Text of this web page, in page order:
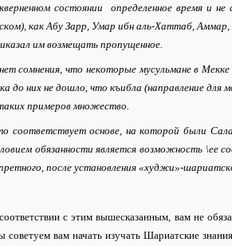
состоянии определенное время и
как Абу Зарр, Умар ибн аль-Хаттаб,
им возмещать пропущенное.
сомнения, что некоторые мусульмане в
до них не дошло, что къибла (направление для
примеров множество.
соответствует основе, на которой были
обязанности является возможность \ее
после установления «худжи»-
с этим вышесказанным, вам не
советуем вам начать изучать Шариатские